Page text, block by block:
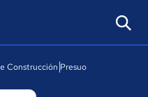
Construcción Presuo